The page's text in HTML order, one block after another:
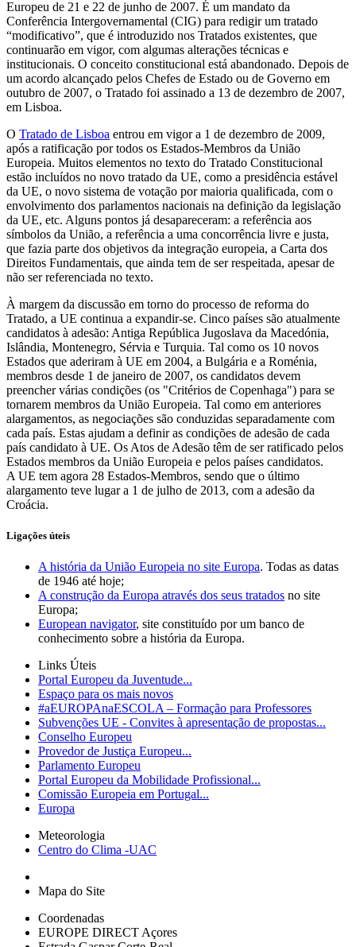
Europeu de 21 e 22 de junho de 2007. É um mandato da
Conferência Intergovernamental (CIG) para redigir um tratado
“modificativo”, que é introduzido nos Tratados existentes, que
continuarão em vigor, com algumas alterações técnicas e
institucionais. O conceito constitucional está abandonado. Depois de
um acordo alcançado pelos Chefes de Estado ou de Governo em
outubro de 2007, o Tratado foi assinado a 13 de dezembro de 2007,
em Lisboa.
O Tratado de Lisboa entrou em vigor a 1 de dezembro de 2009,
após a ratificação por todos os Estados-Membros da União
Europeia. Muitos elementos no texto do Tratado Constitucional
estão incluídos no novo tratado da UE, como a presidência estável
da UE, o novo sistema de votação por maioria qualificada, com o
envolvimento dos parlamentos nacionais na definição da legislação
da UE, etc. Alguns pontos já desapareceram: a referência aos
símbolos da União, a referência a uma concorrência livre e justa,
que fazia parte dos objetivos da integração europeia, a Carta dos
Direitos Fundamentais, que ainda tem de ser respeitada, apesar de
não ser referenciada no texto.
À margem da discussão em torno do processo de reforma do
Tratado, a UE continua a expandir-se. Cinco países são atualmente
candidatos à adesão: Antiga República Jugoslava da Macedónia,
Islândia, Montenegro, Sérvia e Turquia. Tal como os 10 novos
Estados que aderiram à UE em 2004, a Bulgária e a Roménia,
membros desde 1 de janeiro de 2007, os candidatos devem
preencher várias condições (os "Critérios de Copenhaga") para se
tornarem membros da União Europeia. Tal como em anteriores
alargamentos, as negociações são conduzidas separadamente com
cada país. Estas ajudam a definir as condições de adesão de cada
país candidato à UE. Os Atos de Adesão têm de ser ratificado pelos
Estados membros da União Europeia e pelos países candidatos.
A UE tem agora 28 Estados-Membros, sendo que o último
alargamento teve lugar a 1 de julho de 2013, com a adesão da
Croácia.
Ligações úteis
A história da União Europeia no site Europa. Todas as datas
de 1946 até hoje;
A construção da Europa através dos seus tratados no site
Europa;
European navigator, site constituído por um banco de
conhecimento sobre a história da Europa.
Links Úteis
Portal Europeu da Juventude...
Espaço para os mais novos
#aEUROPAnaESCOLA – Formação para Professores
Subvenções UE - Convites à apresentação de propostas...
Conselho Europeu
Provedor de Justiça Europeu...
Parlamento Europeu
Portal Europeu da Mobilidade Profissional...
Comissão Europeia em Portugal...
Europa
Meteorologia
Centro do Clima -UAC
Mapa do Site
Coordenadas
EUROPE DIRECT Açores